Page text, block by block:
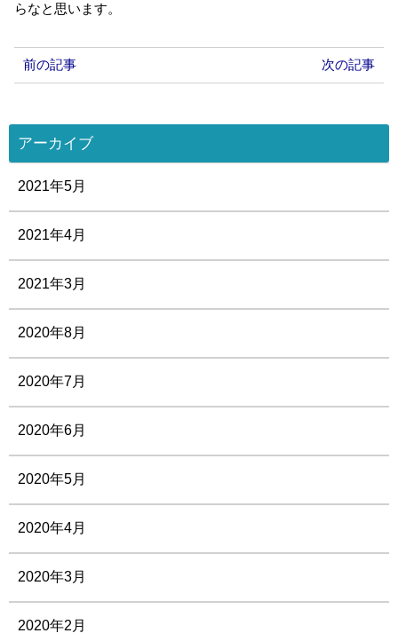
らなと思います。
前の記事 次の記事
アーカイブ
2021年5月
2021年4月
2021年3月
2020年8月
2020年7月
2020年6月
2020年5月
2020年4月
2020年3月
2020年2月